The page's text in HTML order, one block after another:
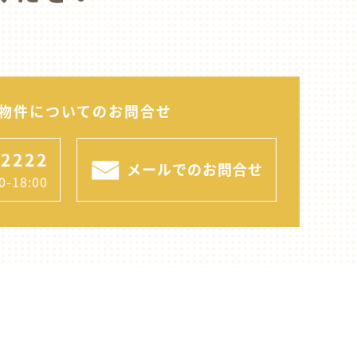
件についてのお問合せ
18:00
メールでのお問合せ